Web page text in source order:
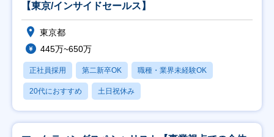
【東京/インサイドセールス】
東京都
445万~650万
正社員採用 第二新卒OK 職種・業界未経験OK
20代におすすめ 土日祝休み